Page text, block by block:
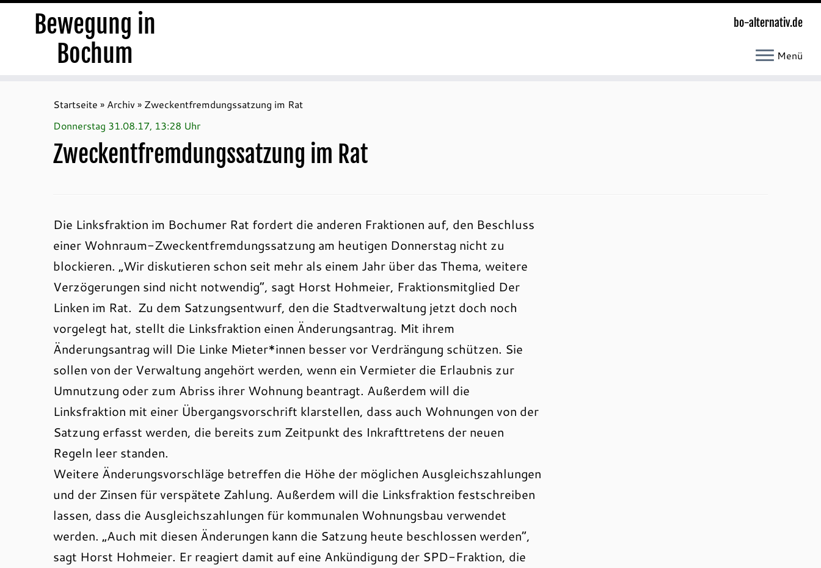
Bewegung in
Bochum
bo-alternativ.de
Menü
Startseite » Archiv » Zweckentfremdungssatzung im Rat
Donnerstag 31.08.17, 13:28 Uhr
Zweckentfremdungssatzung im Rat
Die Linksfraktion im Bochumer Rat fordert die anderen Fraktionen auf, den Beschluss
einer Wohnraum-Zweckentfremdungssatzung am heutigen Donnerstag nicht zu
blockieren. „Wir diskutieren schon seit mehr als einem Jahr über das Thema, weitere
Verzögerungen sind nicht notwendig“, sagt Horst Hohmeier, Fraktionsmitglied Der
Linken im Rat. Zu dem Satzungsentwurf, den die Stadtverwaltung jetzt doch noch
vorgelegt hat, stellt die Linksfraktion einen Änderungsantrag. Mit ihrem
Änderungsantrag will Die Linke Mieter*innen besser vor Verdrängung schützen. Sie
sollen von der Verwaltung angehört werden, wenn ein Vermieter die Erlaubnis zur
Umnutzung oder zum Abriss ihrer Wohnung beantragt. Außerdem will die
Linksfraktion mit einer Übergangsvorschrift klarstellen, dass auch Wohnungen von der
Satzung erfasst werden, die bereits zum Zeitpunkt des Inkrafttretens der neuen
Regeln leer standen.
Weitere Änderungsvorschläge betreffen die Höhe der möglichen Ausgleichszahlungen
und der Zinsen für verspätete Zahlung. Außerdem will die Linksfraktion festschreiben
lassen, dass die Ausgleichszahlungen für kommunalen Wohnungsbau verwendet
werden. „Auch mit diesen Änderungen kann die Satzung heute beschlossen werden“,
sagt Horst Hohmeier. Er reagiert damit auf eine Ankündigung der SPD-Fraktion, die